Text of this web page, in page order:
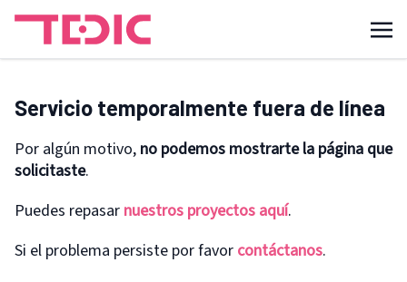
Servicio temporalmente fuera de línea
Por algún motivo, no podemos mostrarte la página que
solicitaste.
Puedes repasar nuestros proyectos aquí.
Si el problema persiste por favor contáctanos.